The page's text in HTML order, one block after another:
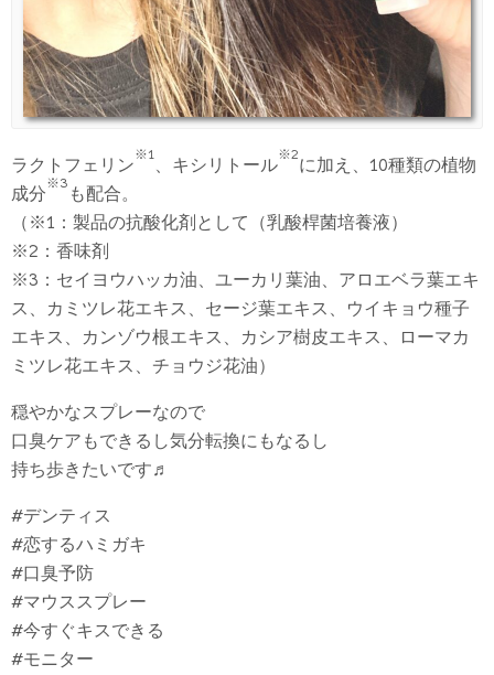
ラクトフェリン
※1
、キシリトール
※2
に加え、10種類の植物
成分
※3
も配合。
（※1：製品の抗酸化剤として（乳酸桿菌培養液）
※2：香味剤
※3：セイヨウハッカ油、ユーカリ葉油、アロエベラ葉エキ
ス、カミツレ花エキス、セージ葉エキス、ウイキョウ種子
エキス、カンゾウ根エキス、カシア樹皮エキス、ローマカ
ミツレ花エキス、チョウジ花油）
穏やかなスプレーなので
口臭ケアもできるし気分転換にもなるし
持ち歩きたいです♬
#デンティス
#恋するハミガキ
#口臭予防
#マウススプレー
#今すぐキスできる
#モニター